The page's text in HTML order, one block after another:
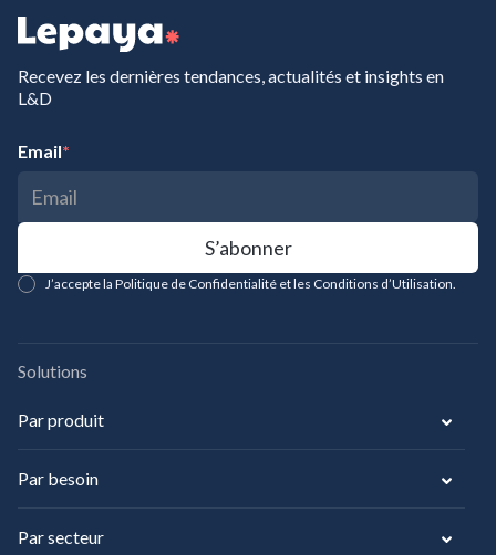
Recevez les dernières tendances, actualités et insights en
L&D
Email*
J’accepte la Politique de Confidentialité et les Conditions d’Utilisation.
Solutions
Par produit
Par besoin
Par secteur